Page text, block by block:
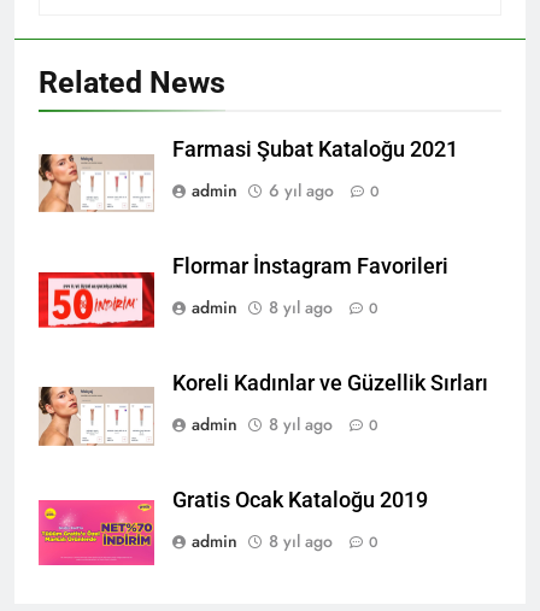
Related News
Farmasi Şubat Kataloğu 2021
admin
6 yıl ago 0
Flormar İnstagram Favorileri
admin
8 yıl ago 0
Koreli Kadınlar ve Güzellik Sırları
admin
8 yıl ago 0
Gratis Ocak Kataloğu 2019
admin
8 yıl ago 0